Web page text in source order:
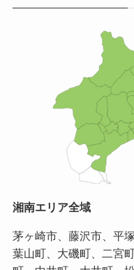
湘南エリア全域
茅ヶ崎市、藤沢市、平
葉山町、大磯町、二宮